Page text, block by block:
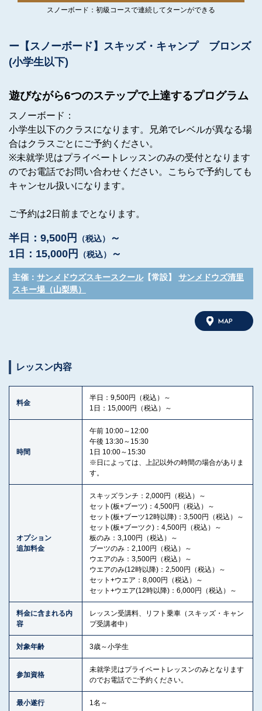
スノーボード：初級コースで連続してターンができる
【スノーボード】スキッズ・キャンプ ブロンズ
(小学生以下)
遊びながら6つのステップで上達するプログラム
スノーボード：
小学生以下のクラスになります。兄弟でレベルが異なる場
合はクラスごとにご予約ください。
※未就学児はプライベートレッスンのみの受付となります
のでお電話でお問い合わせください。こちらで予約しても
キャンセル扱いになります。
ご予約は2日前までとなります。
半日：9,500円 （税込）
～
1日：15,000円
（税込） ～
主催： サンメドウズスキースクール【常設】 サンメドウズ清里
スキー場（山梨県）
MAP
レッスン内容
料金
半日：9,500円（税込）～
1日：15,000円（税込）～
時間
午前 10:00～12:00
午後 13:30～15:30
1日 10:00～15:30
※日によっては、上記以外の時間の場合がありま
す。
オプション
追加料金
スキッズランチ：2,000円（税込）～
セット(板+ブーツ)：4,500円（税込）～
セット(板+ブーツ12時以降)：3,500円（税込）～
セット(板+ブーツク)：4,500円（税込）～
板のみ：3,100円（税込）～
ブーツのみ：2,100円（税込）～
ウエアのみ：3,500円（税込）～
ウエアのみ(12時以降)：2,500円（税込）～
セット+ウエア：8,000円（税込）～
セット+ウエア(12時以降)：6,000円（税込）～
料金に含まれる内
容
レッスン受講料、リフト乗車（スキッズ・キャン
プ受講者中）
対象年齢 3歳～小学生
参加資格
未就学児はプライベートレッスンのみとなります
のでお電話でご予約ください。
最小遂行 1名～